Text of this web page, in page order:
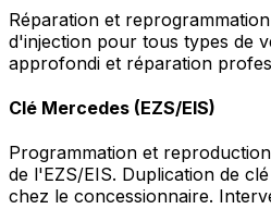
Réparation et
d'injection pour tous types de
approfondi et réparation
Clé Mercedes (EZS/EIS)
Programmation et
de l'EZS/EIS. Duplication de
chez le concessionnaire.